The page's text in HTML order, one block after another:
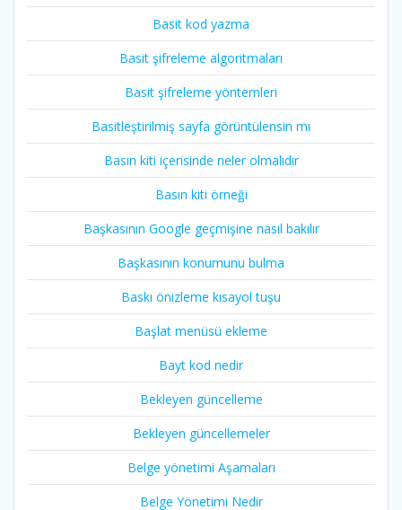
Basit kod yazma
Basit şifreleme algoritmaları
Basit şifreleme yöntemleri
Basitleştirilmiş sayfa görüntülensin mı
Basın kiti içerisinde neler olmalıdır
Basın kiti örneği
Başkasının Google geçmişine nasıl bakılır
Başkasının konumunu bulma
Baskı önizleme kısayol tuşu
Başlat menüsü ekleme
Bayt kod nedir
Bekleyen güncelleme
Bekleyen güncellemeler
Belge yönetimi Aşamaları
Belge Yönetimi Nedir